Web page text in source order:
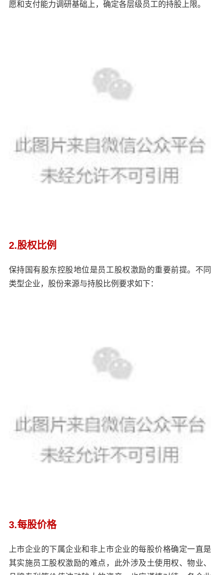
愿和支付能力调研基础上，确定各层级员工的持股上限。
2.股权比例
保持国有股东控股地位是员工股权激励的重要前提。不同
类型企业，股份来源与持股比例要求如下：
3.每股价格
上市企业的下属企业和非上市企业的每股价格确定一直是
其实施员工股权激励的难点，此外涉及土使用权、物业、